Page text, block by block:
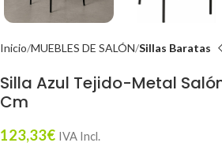
Inicio MUEBLES DE SALÓN Sillas Baratas
Silla Azul Tejido-Metal
Cm
123,33€ IVA Incl.